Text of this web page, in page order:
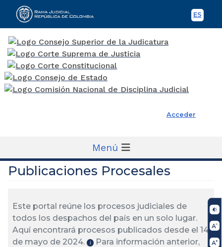
ES
Rama Judicial
Acceder
Menú
Publicaciones Procesales
Este portal reúne los procesos judiciales de
todos los despachos del país en un solo lugar.
Aquí encontrará procesos publicados desde el 14
de mayo de 2024.
ℹ️
Para información anterior,